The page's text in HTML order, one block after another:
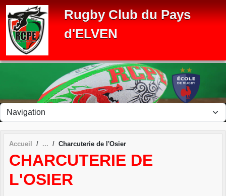
Rugby Club du Pays
d'ELVEN
Accueil Charcuterie de l'Osier
CHARCUTERIE DE
L'OSIER
Panneau de gestion des cookies